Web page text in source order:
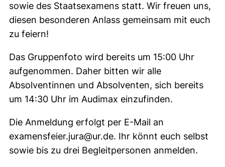
sowie des Staatsexamens statt. Wir freuen uns,
diesen besonderen Anlass gemeinsam mit euch
zu feiern!
Das Gruppenfoto wird bereits um 15:00 Uhr
aufgenommen. Daher bitten wir alle
Absolventinnen und Absolventen, sich bereits
um 14:30 Uhr im Audimax einzufinden.
Die Anmeldung erfolgt per E-Mail an
examensfeier.jura@ur.de. Ihr könnt euch selbst
sowie bis zu drei Begleitpersonen anmelden.